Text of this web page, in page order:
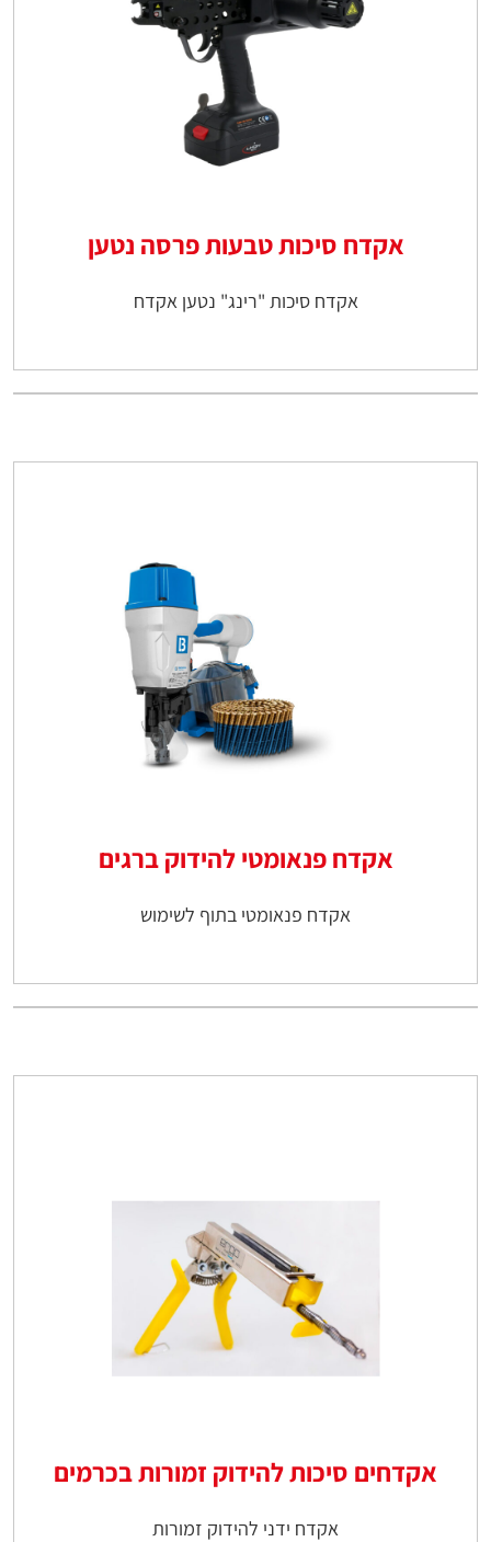
אקדח סיכות טבעות פרסה נטען
אקדח סיכות "רינג" נטען אקדח
אקדח פנאומטי להידוק ברגים
אקדח פנאומטי בתוף לשימוש
אקדחים סיכות להידוק זמורות בכרמים
אקדח ידני להידוק זמורות